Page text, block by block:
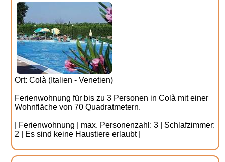
Ort: Colà (Italien - Venetien)
Ferienwohnung für bis zu 3 Personen in Colà mit einer
Wohnfläche von 70 Quadratmetern.
| Ferienwohnung | max. Personenzahl: 3 | Schlafzimmer:
2 | Es sind keine Haustiere erlaubt |